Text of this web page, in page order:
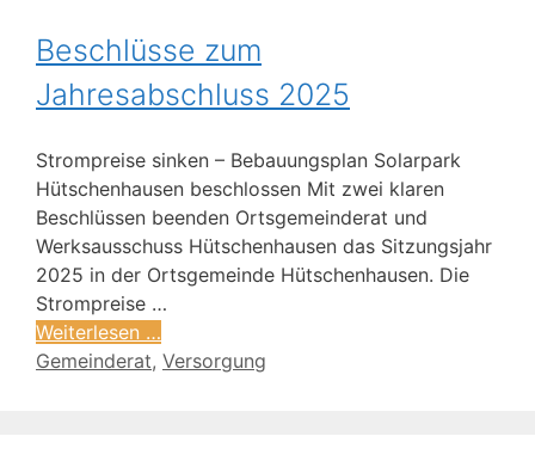
Beschlüsse zum
Jahresabschluss 2025
Strompreise sinken – Bebauungsplan Solarpark
Hütschenhausen beschlossen Mit zwei klaren
Beschlüssen beenden Ortsgemeinderat und
Werksausschuss Hütschenhausen das Sitzungsjahr
2025 in der Ortsgemeinde Hütschenhausen. Die
Strompreise …
Weiterlesen …
Gemeinderat, Versorgung